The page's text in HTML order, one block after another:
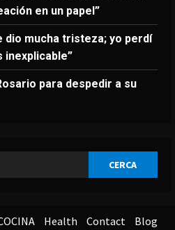
en un papel”
dio mucha tristeza; yo perdí
inexplicable”
para despedir a su
Health Contact Blog